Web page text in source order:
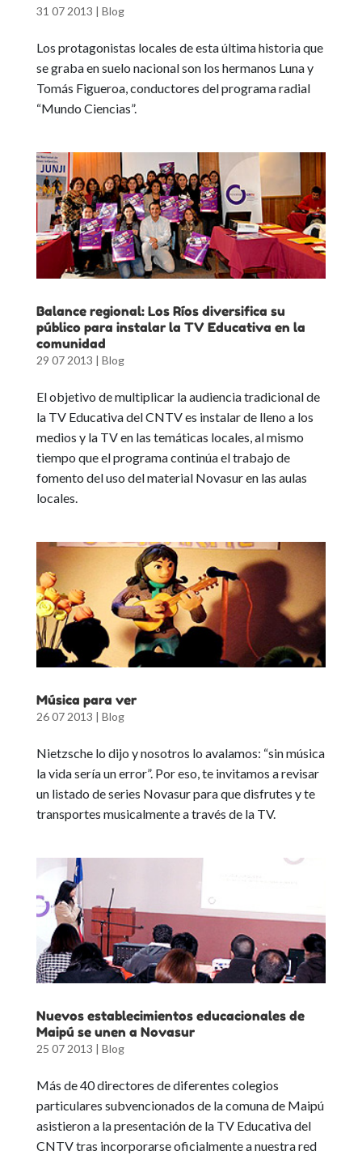
31 07 2013 | Blog
Los protagonistas locales de esta última historia que
se graba en suelo nacional son los hermanos Luna y
Tomás Figueroa, conductores del programa radial
“Mundo Ciencias”.
Balance regional: Los Ríos diversifica su
público para instalar la TV Educativa en la
comunidad
29 07 2013 | Blog
El objetivo de multiplicar la audiencia tradicional de
la TV Educativa del CNTV es instalar de lleno a los
medios y la TV en las temáticas locales, al mismo
tiempo que el programa continúa el trabajo de
fomento del uso del material Novasur en las aulas
locales.
Música para ver
26 07 2013 | Blog
Nietzsche lo dijo y nosotros lo avalamos: “sin música
la vida sería un error”. Por eso, te invitamos a revisar
un listado de series Novasur para que disfrutes y te
transportes musicalmente a través de la TV.
Nuevos establecimientos educacionales de
Maipú se unen a Novasur
25 07 2013 | Blog
Más de 40 directores de diferentes colegios
particulares subvencionados de la comuna de Maipú
asistieron a la presentación de la TV Educativa del
CNTV tras incorporarse oficialmente a nuestra red